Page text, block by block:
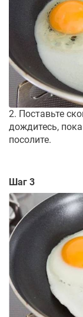
2. Поставьте
дождитесь,
посолите.
Шаг 3